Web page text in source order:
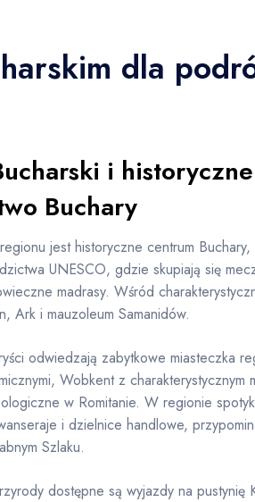
dla
i historyczne
Buchary
jest historyczne centrum
UNESCO, gdzie skupiają się
madrasy. Wśród
Ark i mauzoleum Samanidów.
odwiedzają zabytkowe miasteczka
Wobkent z charakterystycznym
w Romitanie. W regionie
i dzielnice handlowe,
Szlaku.
dostępne są wyjazdy na pustynię